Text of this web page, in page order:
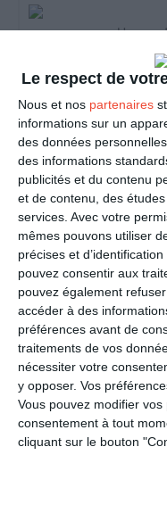
Le respect de
Nous et nos partenaires
informations sur un
des données
des informations
publicités et du contenu
et de contenu, des
services. Avec votre
mêmes pouvons utiliser
précises et
pouvez consentir aux
pouvez également
accéder à des
préférences avant de
traitements de vos
nécessiter votre
y opposer. Vos
Vous pouvez modifier
consentement à tout
cliquant sur le bouton
Un
Un
Bonne
Le plus